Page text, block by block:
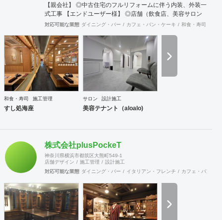
【親会社】 ◎中古住宅のフルリフォームに伴う内装、外装一
式工事 【エンドユーザー様】 ◎店舗（飲食店、美容サロン
等）の開業・リニューアルに伴う内装一式工事 【オーナー
ナンス工事 【アパホテル(株)】
対応可能な業態 ダイニング・バー カフェ・パン・ケーキ 和食・寿司
和食・寿司 施工管理
すし処海座
サロン 設計施工
美容テナント（aloalo)
株式会社plusPockeT
神奈川県横浜市都筑区大熊町549-1
店舗デザイン
施工管理
設計施工
対応可能な業態 ダイニング・バー イタリアン・フレンチ カフェ・パン・ケ